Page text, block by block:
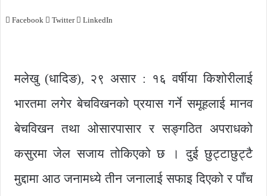
Facebook Twitter LinkedIn
मलेखु (धादिङ), २९ असार : १६ वर्षीया किशोरीलाई
भारतमा लगेर बेचविखनको प्रयास गर्ने समूहलाई मानव
बेचविखन तथा ओसारपासार र सङ्गठित अपराधको
कसुरमा जेल सजाय तोकिएको छ । दुई छुट्टाछुट्टै
मुद्दामा आठ जनामध्ये तीन जनालाई सफाइ दिएको र पाँच